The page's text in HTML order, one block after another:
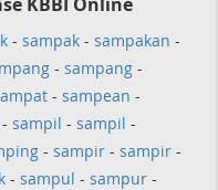
- sampak - sampakan -
- sampang -
- sampean -
- sampil - sampil -
- sampir - sampir -
- sampul - sampur -